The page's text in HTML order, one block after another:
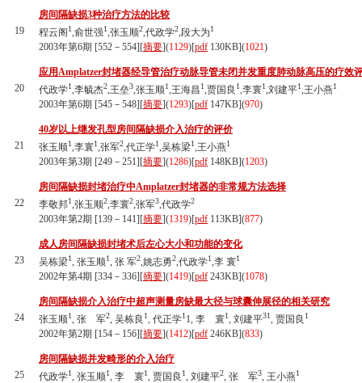
19
房间隔缺损3种治疗方法的比较
程云阁 1,俞世强1,张玉顺2,代政学2,段大为1
2003年第6期 [552－554][摘要](1129)[pdf 130KB](1021)
20
应用Amplatzer封堵器经导管治疗动脉导管未闭并发重度肺动脉高压的疗效
代政学1,李毓杰2,王垒3,张玉顺1,王海昌1,贾国良 1,李寰1,刘建平1,王小燕1
2003年第6期 [545－548][摘要](1293)[pdf 147KB](970)
21
40岁以上继发孔型房间隔缺损介入治疗的评价
张玉顺1,李寰1,张军2,代正学1,吴栋梁1,王小燕1
2003年第3期 [249－251][摘要](1286)[pdf 148KB](1203)
22
房间隔缺损封堵治疗中Amplatzer封堵器的非常规方法选择
李敬邦1,张玉顺2,李寰2,张军3,代政学2
2003年第2期 [139－141][摘要](1319)[pdf 113KB](877)
23
成人房间隔缺损封堵术后左心大小和功能的变化
吴栋梁1, 张玉顺1, 张 军2,姚志勇2,代政学1,李 寰1
2002年第4期 [334－336][摘要](1419)[pdf 243KB](1078)
24
房间隔缺损介入治疗中超声测量房缺最大径与球囊伸展径的相关研究
张玉顺1, 张 军2, 吴栋良 1, 代正学1 1, 李 寰1, 刘建平31, 贾国良 1
2002年第2期 [154－156][摘要](1412)[pdf 246KB](833)
25
房间隔缺损并发畸形的介入治疗
代政学1, 张玉顺1, 李 寰1, 贾国良 1, 刘建平2, 张 军3, 王小燕1